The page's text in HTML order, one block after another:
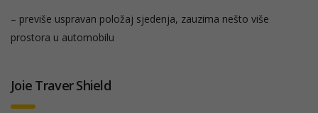
– previše uspravan položaj sjedenja, zauzima nešto više
prostora u automobilu
Joie Traver Shield